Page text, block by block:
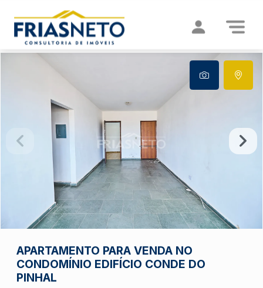
APARTAMENTO PARA VENDA NO
CONDOMÍNIO EDIFÍCIO CONDE DO
PINHAL